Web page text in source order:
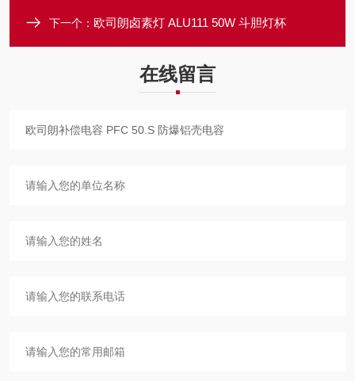
下一个： 欧司朗卤素灯 ALU111 50W 斗胆灯杯
在线留言